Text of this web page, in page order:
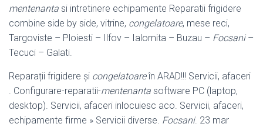
mentenanta si intretinere echipamente Reparatii frigidere
combine side by side, vitrine, congelatoare, mese reci,
Targoviste – Ploiesti – Ilfov – Ialomita – Buzau – Focsani–
Tecuci – Galati.
Reparații frigidere și congelatoareîn ARAD!!! Servicii, afaceri
. Configurare-reparatii-mentenanta software PC (laptop,
desktop). Servicii, afaceri inlocuiesc aco. Servicii, afaceri,
echipamente firme » Servicii diverse. Focsani. 23 mar